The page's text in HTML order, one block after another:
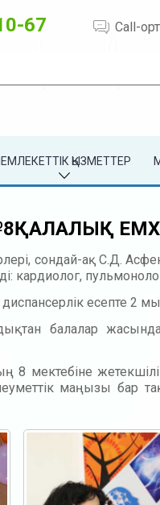
67 Call-
ҚЫЗМЕТТЕР
сондай-ақ С.Д.
кардиолог,
есепте 2
балалар
мектебіне
маңызы